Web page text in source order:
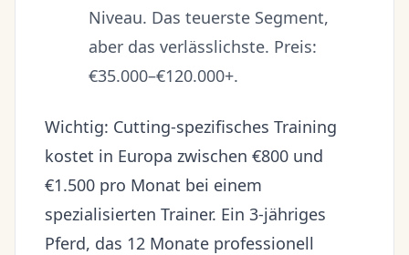
Niveau. Das teuerste Segment,
aber das verlässlichste. Preis:
€35.000–€120.000+.
Wichtig: Cutting-spezifisches Training
kostet in Europa zwischen €800 und
€1.500 pro Monat bei einem
spezialisierten Trainer. Ein 3-jähriges
Pferd, das 12 Monate professionell